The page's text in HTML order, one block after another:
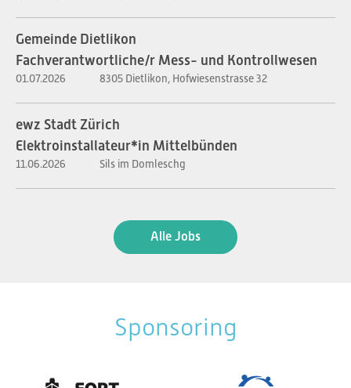
Gemeinde Dietlikon
Fachverantwortliche/r Mess- und Kontrollwesen
01.07.2026 8305 Dietlikon, Hofwiesenstrasse 32
ewz Stadt Zürich
Elektroinstallateur*in Mittelbünden
11.06.2026 Sils im Domleschg
Alle Jobs
Sponsoring